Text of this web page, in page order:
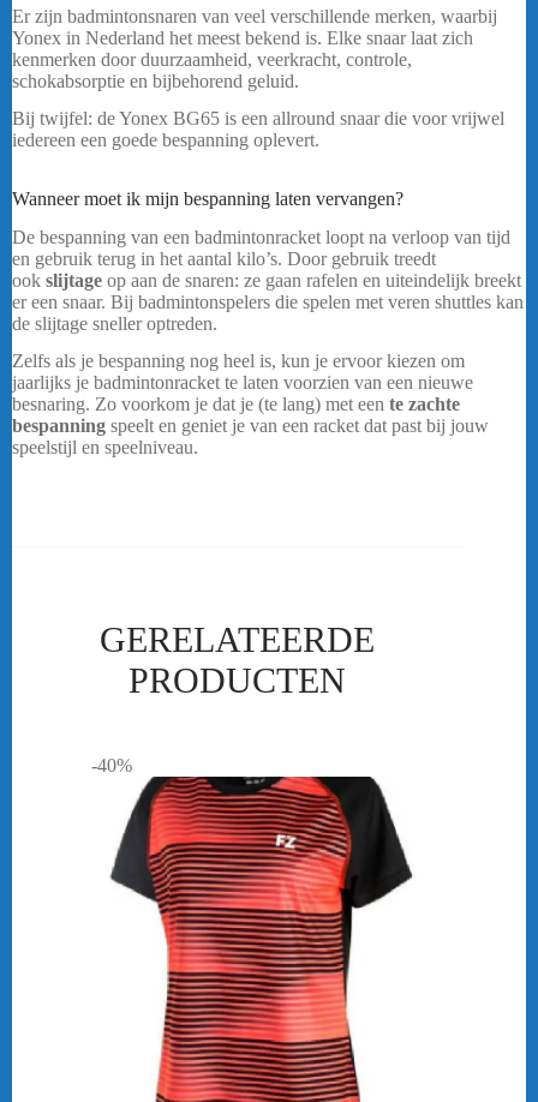
Er zijn badmintonsnaren van veel verschillende merken, waarbij
Yonex in Nederland het meest bekend is. Elke snaar laat zich
kenmerken door duurzaamheid, veerkracht, controle,
schokabsorptie en bijbehorend geluid.
Bij twijfel: de Yonex BG65 is een allround snaar die voor vrijwel
iedereen een goede bespanning oplevert.
Wanneer moet ik mijn bespanning laten vervangen?
De bespanning van een badmintonracket loopt na verloop van tijd
en gebruik terug in het aantal kilo’s. Door gebruik treedt
ook slijtage op aan de snaren: ze gaan rafelen en uiteindelijk breekt
er een snaar. Bij badmintonspelers die spelen met veren shuttles kan
de slijtage sneller optreden.
Zelfs als je bespanning nog heel is, kun je ervoor kiezen om
jaarlijks je badmintonracket te laten voorzien van een nieuwe
besnaring. Zo voorkom je dat je (te lang) met een te zachte
bespanning speelt en geniet je van een racket dat past bij jouw
speelstijl en speelniveau.
GERELATEERDE
PRODUCTEN
-40%